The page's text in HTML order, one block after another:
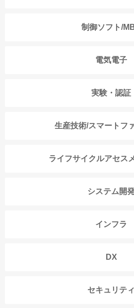
制御ソフト/
電気電子
実験・認証
生産技術/スマートフ
ライフサイクルアセス
システム開
インフラ
DX
セキュリティ